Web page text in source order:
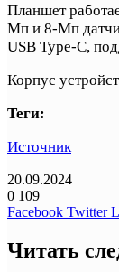
Планшет
Мп и 8-Мп
USB Type-C,
Корпус
Теги:
Источник
20.09.2024
0 109
Facebook Twitter
Читать